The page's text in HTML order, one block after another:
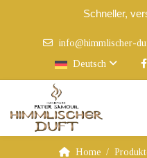
Schneller,
info@himmlischer-
Deutsch
Home